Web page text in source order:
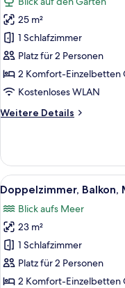
für
Doppelzimmer,
Balkon
anzeigen
25 m²
1 Schlafzimmer
Platz für 2 Personen
2 Komfort-Einzelbetten
Kostenloses WLAN
Weitere Details
Weitere
Balkon
Alle
Fotos
für
Doppelzimmer,
Balkon,
Meerblick
anzeigen
5
Doppelzimmer, Balkon,
Blick aufs Meer
23 m²
1 Schlafzimmer
Platz für 2 Personen
2 Komfort-Einzelbetten